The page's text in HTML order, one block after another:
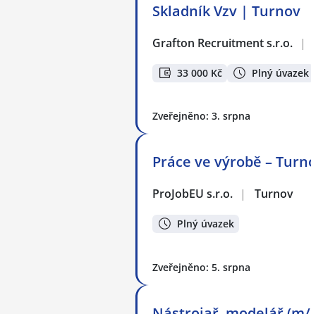
Skladník Vzv | Turnov
Grafton Recruitment s.r.o. |
33 000 Kč Plný úvazek
Zveřejněno: 3. srpna
Práce ve výrobě –
ProJobEU s.r.o. | Turnov
Plný úvazek
Zveřejněno: 5. srpna